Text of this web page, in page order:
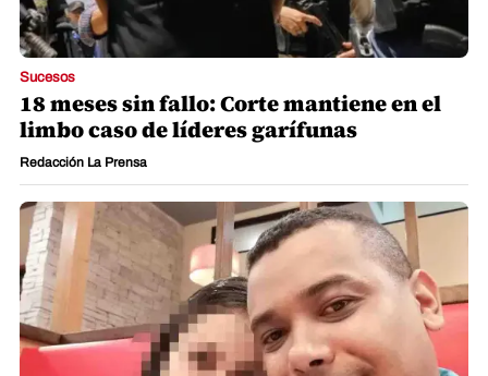
Sucesos
18 meses sin fallo: Corte mantiene en el
limbo caso de líderes garífunas
Redacción La Prensa